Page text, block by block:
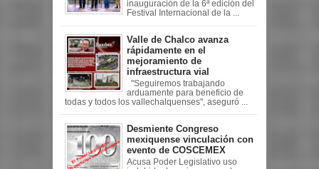
inauguración de la 6ª edición del
Festival Internacional de la ...
Valle de Chalco avanza
rápidamente en el
mejoramiento de
infraestructura vial
"Seguiremos trabajando
arduamente para beneficio de
todas y todos los vallechalquenses", aseguró ...
Desmiente Congreso
mexiquense vinculación con
evento de COSCEMEX
Acusa Poder Legislativo uso